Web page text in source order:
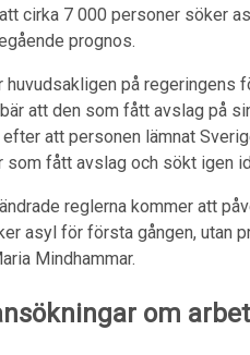
cirka 7 000 personer söker
prognos.
på regeringens
att den som fått avslag på
att personen lämnat
som fått avslag och sökt igen
reglerna kommer att
asyl för första gången, utan
Mindhammar.
om